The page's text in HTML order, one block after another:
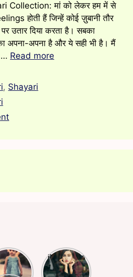
Collection: मां को लेकर हम में से
होती हैं जिन्हें कोई ज़ुबानी तौर
पर उतार दिया करता है। सबका
अपना-अपना है और ये सही भी है। मैं
… Read more
, Shayari
बचपन और
life पर
बेहतरीन
Deep Lines
Shayari